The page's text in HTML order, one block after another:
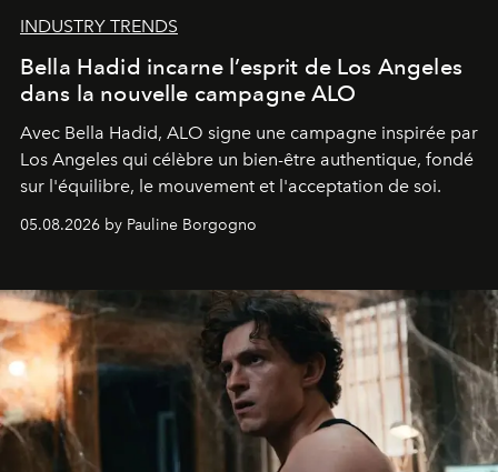
INDUSTRY TRENDS
Bella Hadid incarne l’esprit de Los Angeles
dans la nouvelle campagne ALO
Avec Bella Hadid, ALO signe une campagne inspirée par
Los Angeles qui célèbre un bien-être authentique, fondé
sur l'équilibre, le mouvement et l'acceptation de soi.
05.08.2026 by Pauline Borgogno